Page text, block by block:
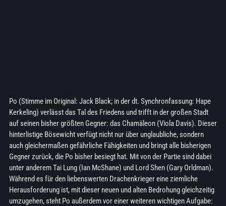
Po (Stimme im Original: Jack Black; in der dt. Synchronfassung: Hape
Kerkeling) verlässt das Tal des Friedens und trifft in der großen Stadt
auf seinen bisher größten Gegner: das Chamäleon (Viola Davis). Dieser
hinterlistige Bösewicht verfügt nicht nur über unglaubliche, sondern
auch gleichermaßen gefährliche Fähigkeiten und bringt alle bisherigen
Gegner zurück, die Po bisher besiegt hat. Mit von der Partie sind dabei
unter anderem Tai Lung (Ian McShane) und Lord Shen (Gary Orldman).
Während es für den liebenswerten Drachenkrieger eine ziemliche
Herausforderung ist, mit dieser neuen und alten Bedrohung gleichzeitig
umzugehen, steht Po außerdem vor einer weiteren wichtigen Aufgabe: